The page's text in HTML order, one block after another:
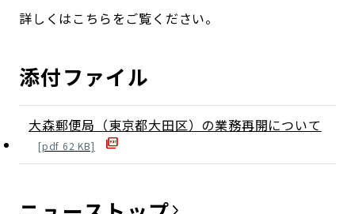
詳しくはこちらをご覧ください。
添付ファイル
大森郵便局（東京都大田区）の業務再開について
[pdf 62 KB]